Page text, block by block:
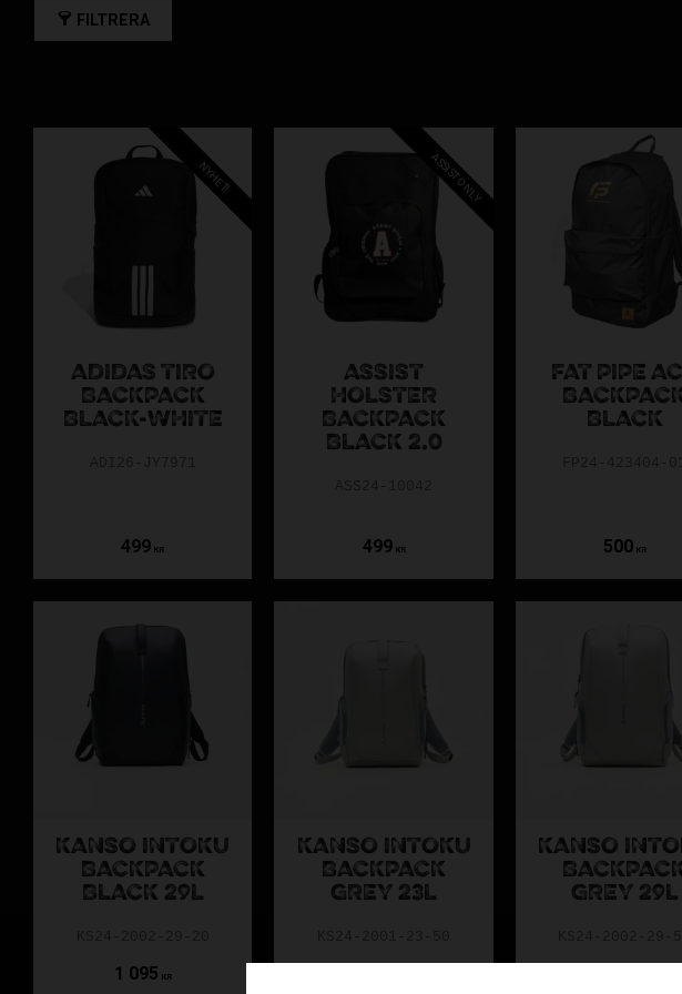
FILTRERA
ADIDAS TIRO
BACKPACK
BLACK-WHITE
499 KR
NYHET!
ASSIST
HOLSTER
BACKPACK
BLACK 2.0
499KR
ASSIST ONLY
FAT PIPE
BLACK
500KR
KANSO INTOKU
BACKPACK
BLACK 29L
1 095 KR
KANSO INTOKU
BACKPACK
GREY 23L
KANSO
GREY 29L